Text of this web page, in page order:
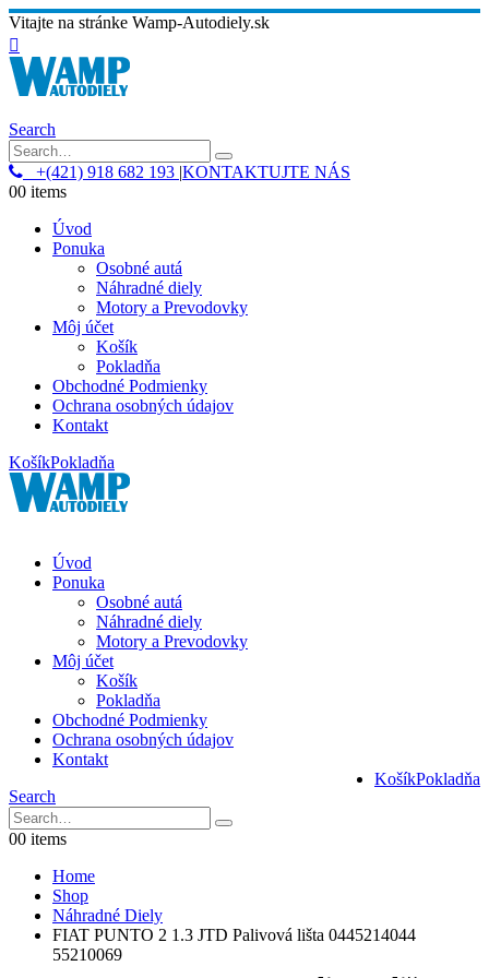
Vitajte na stránke Wamp-Autodiely.sk
Search
+(421) 918 682 193 |KONTAKTUJTE NÁS
00 items
Úvod
Ponuka
Osobné autá
Náhradné diely
Motory a Prevodovky
Môj účet
Košík
Pokladňa
Obchodné Podmienky
Ochrana osobných údajov
Kontakt
KošíkPokladňa
Úvod
Ponuka
Osobné autá
Náhradné diely
Motory a Prevodovky
Môj účet
Košík
Pokladňa
Obchodné Podmienky
Ochrana osobných údajov
Kontakt
KošíkPokladňa
Search
00 items
Home
Shop
Náhradné Diely
FIAT PUNTO 2 1.3 JTD Palivová lišta 0445214044
55210069